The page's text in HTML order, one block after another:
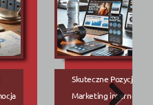
Skuteczne
Marketing internetowy